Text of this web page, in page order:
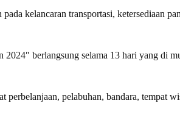
kelancaran transportasi, ketersediaan
berlangsung selama 13 hari yang di
pelabuhan, bandara, tempat